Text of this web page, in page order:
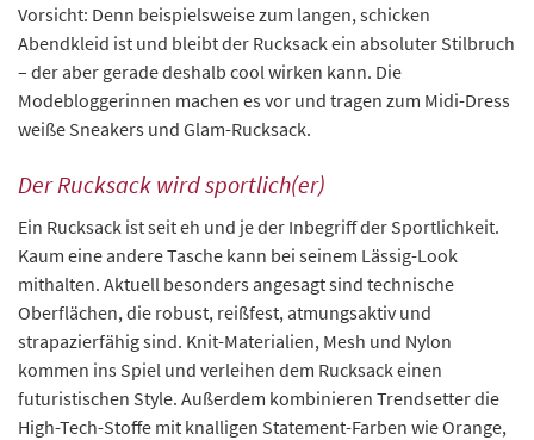
Vorsicht: Denn beispielsweise zum langen, schicken
Abendkleid ist und bleibt der Rucksack ein absoluter Stilbruch
– der aber gerade deshalb cool wirken kann. Die
Modebloggerinnen machen es vor und tragen zum Midi-Dress
weiße Sneakers und Glam-Rucksack.
Der Rucksack wird sportlich(er)
Ein Rucksack ist seit eh und je der Inbegriff der Sportlichkeit.
Kaum eine andere Tasche kann bei seinem Lässig-Look
mithalten. Aktuell besonders angesagt sind technische
Oberflächen, die robust, reißfest, atmungsaktiv und
strapazierfähig sind. Knit-Materialien, Mesh und Nylon
kommen ins Spiel und verleihen dem Rucksack einen
futuristischen Style. Außerdem kombinieren Trendsetter die
High-Tech-Stoffe mit knalligen Statement-Farben wie Orange,